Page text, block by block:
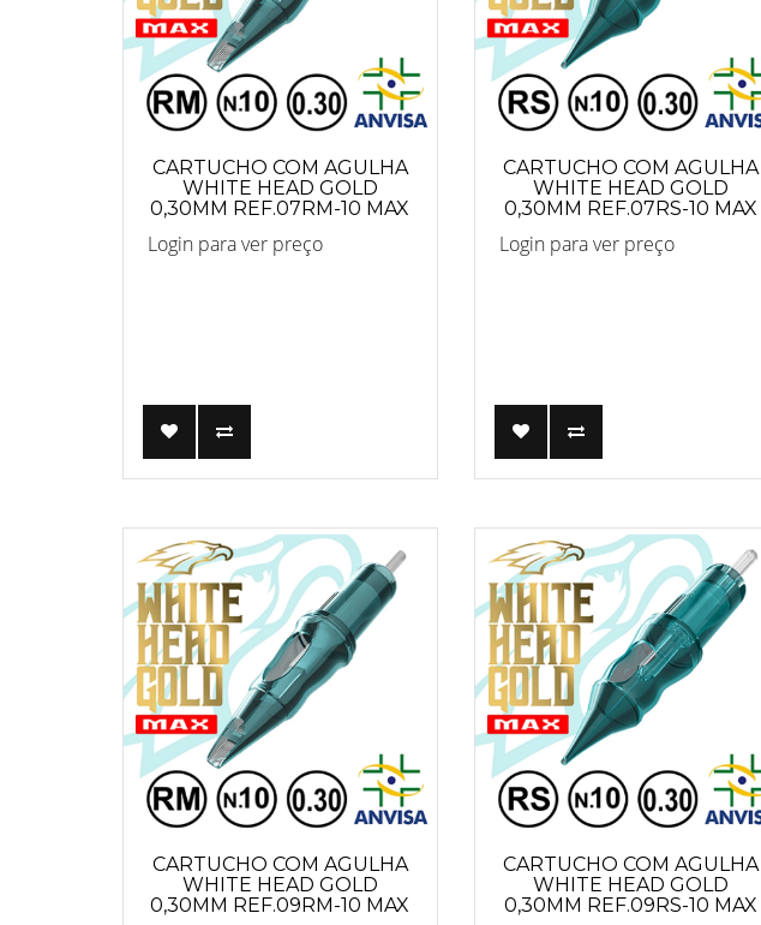
CARTUCHO COM AGULHA
WHITE HEAD GOLD
0,30MM REF.07RM-10 MAX
Login para ver preço
CARTUCHO COM AGULHA
WHITE HEAD GOLD
0,30MM REF.07RS-10 MAX
Login para ver preço
CARTUCHO COM AGULHA
WHITE HEAD GOLD
0,30MM REF.09RM-10 MAX
CARTUCHO COM AGULHA
WHITE HEAD GOLD
0,30MM REF.09RS-10 MAX